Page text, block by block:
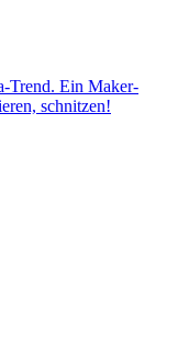
Trend. Ein Maker-
schnitzen!